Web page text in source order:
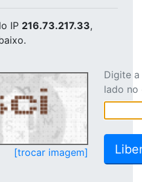
IP 216.73.217.33,
[trocar imagem]
Digite
lado no